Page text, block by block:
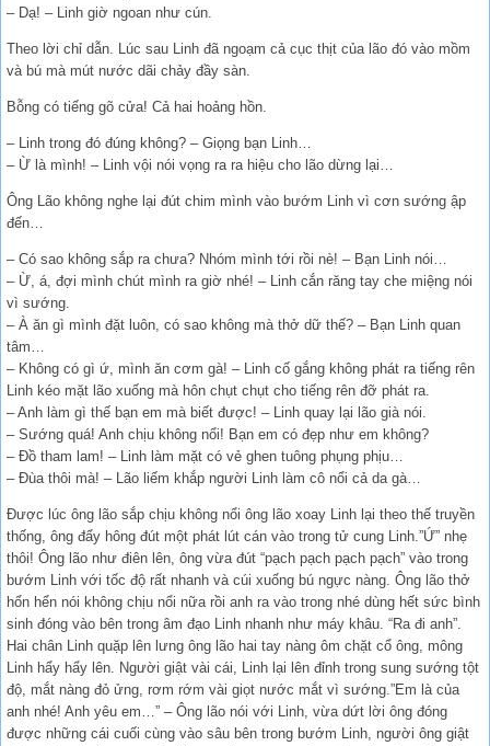
– Dạ! – Linh giờ ngoan như cún.
Theo lời chỉ dẫn. Lúc sau Linh đã ngoạm cả cục thịt của lão đó vào mồm
và bú mà mút nước dãi chảy đầy sàn.
Bỗng có tiếng gõ cửa! Cả hai hoảng hồn.
– Linh trong đó đúng không? – Giọng bạn Linh…
– Ừ là mình! – Linh vội nói vọng ra ra hiệu cho lão dừng lại…
Ông Lão không nghe lại đút chim mình vào bướm Linh vì cơn sướng ập
đến…
– Có sao không sắp ra chưa? Nhóm mình tới rồi nè! – Bạn Linh nói…
– Ừ, á, đợi mình chút mình ra giờ nhé! – Linh cắn răng tay che miệng nói
vì sướng.
– À ăn gì mình đặt luôn, có sao không mà thở dữ thế? – Bạn Linh quan
tâm…
– Không có gì ứ, mình ăn cơm gà! – Linh cố gắng không phát ra tiếng rên
Linh kéo mặt lão xuống mà hôn chụt chụt cho tiếng rên đỡ phát ra.
– Anh làm gì thế bạn em mà biết được! – Linh quay lại lão già nói.
– Sướng quá! Anh chịu không nổi! Bạn em có đẹp như em không?
– Đồ tham lam! – Linh làm mặt có vẻ ghen tuông phụng phịu…
– Đùa thôi mà! – Lão liếm khắp người Linh làm cô nổi cả da gà…
Được lúc ông lão sắp chịu không nổi ông lão xoay Linh lại theo thế truyền
thống, ông đẩy hông đút một phát lút cán vào trong tử cung Linh.”Ứ” nhẹ
thôi! Ông lão như điên lên, ông vừa đút “pạch pạch pạch pạch” vào trong
bướm Linh với tốc độ rất nhanh và cúi xuống bú ngực nàng. Ông lão thở
hổn hển nói không chịu nổi nữa rồi anh ra vào trong nhé dùng hết sức bình
sinh đóng vào bên trong âm đạo Linh nhanh như máy khâu. “Ra đi anh”.
Hai chân Linh quặp lên lưng ông lão hai tay nàng ôm chặt cổ ông, mông
Linh hẩy hẩy lên. Người giật vài cái, Linh lại lên đỉnh trong sung sướng tột
độ, mắt nàng đỏ ửng, rơm rớm vài giọt nước mắt vì sướng.”Em là của
anh nhé! Anh yêu em…” – Ông lão nói với Linh, vừa dứt lời ông đóng
được những cái cuối cùng vào sâu bên trong bướm Linh, người ông giật